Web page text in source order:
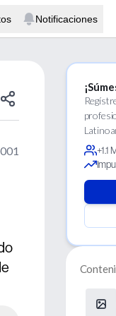
Notificaciones
+1.1